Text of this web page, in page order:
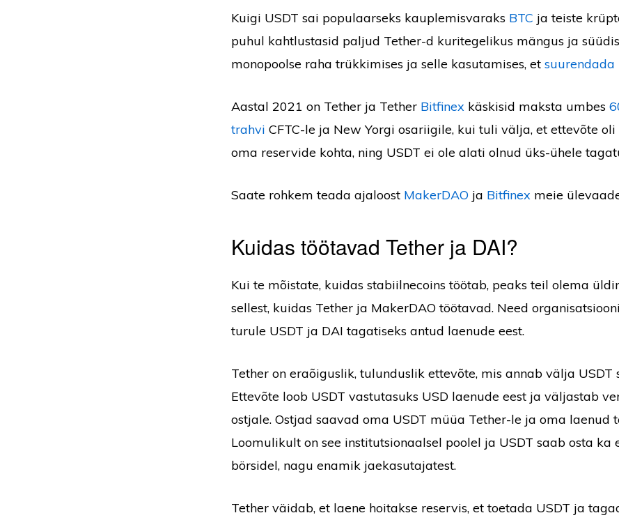
Kuigi USDT sai populaarseks kauplemisvaraks BTC ja teiste
puhul kahtlustasid paljud Tether-d kuritegelikus mängus ja
monopoolse raha trükkimises ja selle kasutamises, et
Aastal 2021 on Tether ja Tether Bitfinex käskisid maksta umbes
trahvi CFTC-le ja New Yorgi osariigile, kui tuli välja, et ettevõte
oma reservide kohta, ning USDT ei ole alati olnud üks-ühele
Saate rohkem teada ajaloost MakerDAO ja Bitfinex meie
Kuidas töötavad Tether ja DAI?
Kui te mõistate, kuidas stabiilnecoins töötab, peaks teil olema
sellest, kuidas Tether ja MakerDAO töötavad. Need
turule USDT ja DAI tagatiseks antud laenude eest.
Tether on eraõiguslik, tulunduslik ettevõte, mis annab välja USDT
Ettevõte loob USDT vastutasuks USD laenude eest ja väljastab
ostjale. Ostjad saavad oma USDT müüa Tether-le ja oma laenud
Loomulikult on see institutsionaalsel poolel ja USDT saab osta ka
börsidel, nagu enamik jaekasutajatest.
Tether väidab, et laene hoitakse reservis, et toetada USDT ja